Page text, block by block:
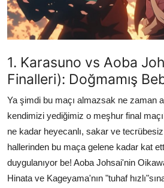
1. Karasuno vs Aoba
Finalleri): Doğmamış
Ya şimdi bu maçı almazsak ne zaman
kendimizi yediğimiz o meşhur final
ne kadar heyecanlı, sakar ve
hallerinden bu maça gelene kadar kat
duygulanıyor be! Aoba Johsai'nin
Hinata ve Kageyama'nın "tuhaf